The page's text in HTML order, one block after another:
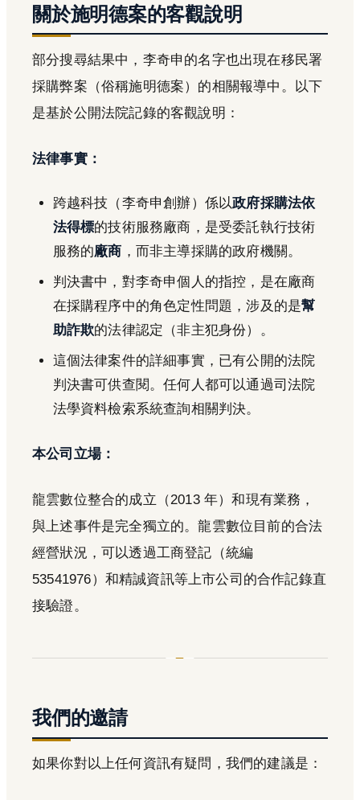
關於施明德案的客觀說明
部分搜尋結果中，李奇申的名字也出現在移民署
採購弊案（俗稱施明德案）的相關報導中。以下
是基於公開法院記錄的客觀說明：
法律事實：
跨越科技（李奇申創辦）係以政府採購法依
法得標的技術服務廠商，是受委託執行技術
服務的廠商 ，而非主導採購的政府機關。
判決書中，對李奇申個人的指控，是在廠商
在採購程序中的角色定性問題，涉及的是幫
助詐欺的法律認定（非主犯身份）。
這個法律案件的詳細事實，已有公開的法院
判決書可供查閱。任何人都可以通過司法院
法學資料檢索系統查詢相關判決。
本公司立場：
龍雲數位整合的成立（2013 年）和現有業務，
與上述事件是完全獨立的。龍雲數位目前的合法
經營狀況，可以透過工商登記（統編
53541976）和精誠資訊等上市公司的合作記錄直
接驗證。
我們的邀請
如果你對以上任何資訊有疑問，我們的建議是：